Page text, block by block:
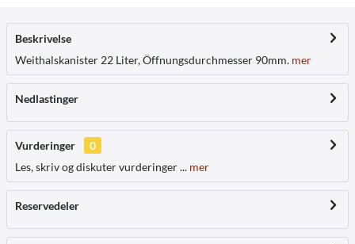
Beskrivelse
Weithalskanister 22 Liter, Öffnungsdurchmesser 90mm. mer
Nedlastinger
Vurderinger
0
Les, skriv og diskuter vurderinger ... mer
Reservedeler